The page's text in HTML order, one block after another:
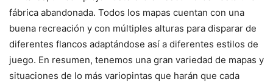
fábrica abandonada. Todos los mapas cuentan con una
buena recreación y con múltiples alturas para disparar de
diferentes flancos adaptándose así a diferentes estilos de
juego. En resumen, tenemos una gran variedad de mapas y
situaciones de lo más variopintas que harán que cada